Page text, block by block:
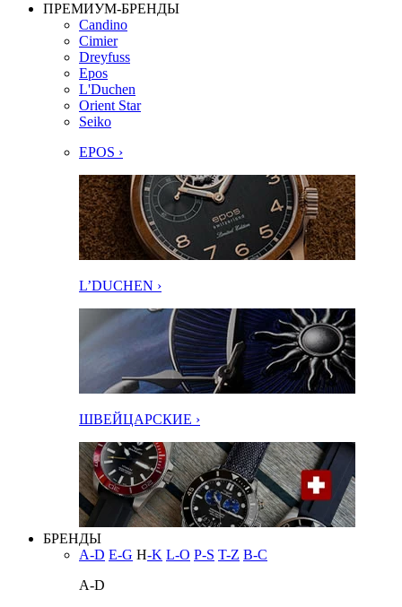
ПРЕМИУМ-БРЕНДЫ
Candino
Cimier
Dreyfuss
Epos
L'Duchen
Orient Star
Seiko
EPOS ›
L’DUCHEN ›
ШВЕЙЦАРСКИЕ ›
БРЕНДЫ
A-D E-G H-K L-O P-S T-Z В-С
A-D